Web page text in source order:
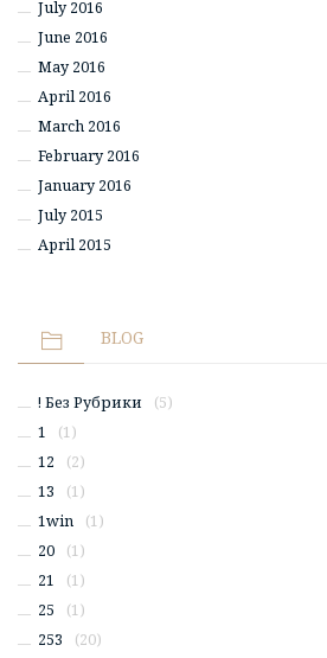
July 2016
June 2016
May 2016
April 2016
March 2016
February 2016
January 2016
July 2015
April 2015
BLOG
! Без Рубрики
(5)
1
(1)
12
(2)
13
(1)
1win
(1)
20
(1)
21
(1)
25
(1)
253
(20)